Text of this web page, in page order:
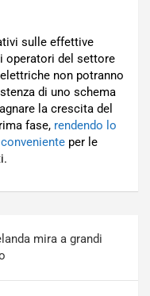
sulle effettive
operatori del settore
non potranno
di uno schema
la crescita del
fase, rendendo lo
per le
mira a grandi